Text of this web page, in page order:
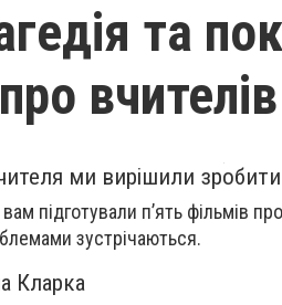
та
вчителів
ми вирішили зробити
підготували п’ять фільмів
зустрічаються.
Кларка